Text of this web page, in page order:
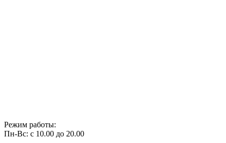
Режим работы:
Пн-Вс: с 10.00 до 20.00